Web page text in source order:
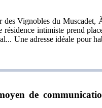
Vignobles du
résidence intimiste prend
Une adresse idéale pour
de